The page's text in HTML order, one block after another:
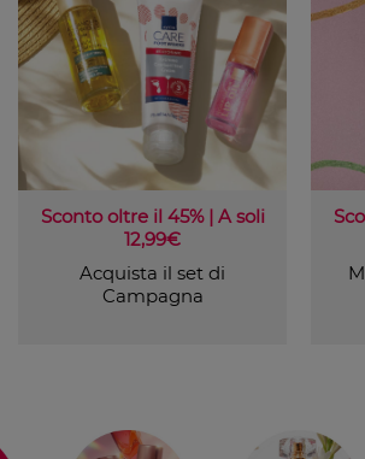
Sconto oltre il 45% | A soli
12,99€
Acquista il set di
Campagna